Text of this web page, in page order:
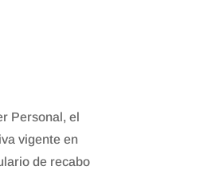
Personal, el
vigente en
de recabo